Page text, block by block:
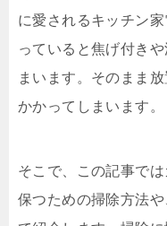
に愛されるキッチン
っていると焦げ付き
まいます。そのまま
かかってしまいます。
そこで、この記事で
保つための掃除方法